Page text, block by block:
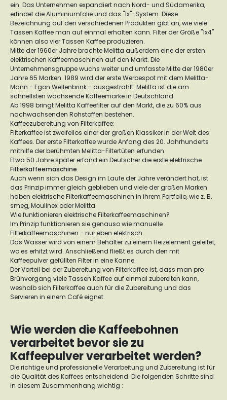
ein. Das Unternehmen expandiert nach Nord- und Südamerika,
erfindet die Aluminiumfolie und das "1x"-System. Diese
Bezeichnung auf den verschiedenen Produkten gibt an, wie viele
Tassen Kaffee man auf einmal erhalten kann. Filter der Größe "1x4"
können also vier Tassen Kaffee produzieren.
Mitte der 1960er Jahre brachte Melitta außerdem eine der ersten
elektrischen Kaffeemaschinen auf den Markt. Die
Unternehmensgruppe wuchs weiter und umfasste Mitte der 1980er
Jahre 65 Marken. 1989 wird der erste Werbespot mit dem Melitta-
Mann - Egon Wellenbrink - ausgestrahlt. Melitta ist die am
schnellsten wachsende Kaffeemarke in Deutschland.
Ab 1998 bringt Melitta Kaffeefilter auf den Markt, die zu 60% aus
nachwachsenden Rohstoffen bestehen.
Kaffeezubereitung von Filterkaffee:
Filterkaffee ist zweifellos einer der großen Klassiker in der Welt des
Kaffees. Der erste Filterkaffee wurde Anfang des 20. Jahrhunderts
mithilfe der berühmten Melitta-Filtertüten erfunden.
Etwa 50 Jahre später erfand ein Deutscher die erste elektrische
Filterkaffeemaschine.
Auch wenn sich das Design im Laufe der Jahre verändert hat, ist
das Prinzip immer gleich geblieben und viele der großen Marken
haben elektrische Filterkaffeemaschinen in ihrem Portfolio, wie z. B.
smeg, Moulinex oder Melitta.
Wie funktionieren elektrische Filterkaffeemaschinen?
Im Prinzip funktionieren sie genauso wie manuelle
Filterkaffeemaschinen - nur eben elektrisch.
Das Wasser wird von einem Behälter zu einem Heizelement geleitet,
wo es erhitzt wird. Anschließend fließt es durch den mit
Kaffeepulver gefüllten Filter in eine Kanne.
Der Vorteil bei der Zubereitung von Filterkaffee ist, dass man pro
Brühvorgang viele Tassen Kaffee auf einmal zubereiten kann,
weshalb sich Filterkaffee auch für die Zubereitung und das
Servieren in einem Café eignet.
Wie werden die Kaffeebohnen
verarbeitet bevor sie zu
Kaffeepulver verarbeitet werden?
Die richtige und professionelle Verarbeitung und Zubereitung ist für
die Qualität des Kaffees entscheidend. Die folgenden Schritte sind
in diesem Zusammenhang wichtig :